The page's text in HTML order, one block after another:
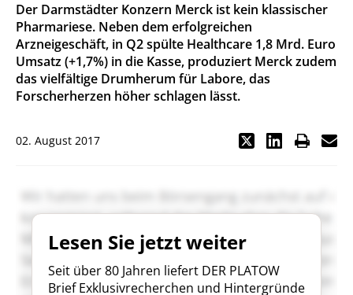
Der Darmstädter Konzern Merck ist kein klassischer
Pharmariese. Neben dem erfolgreichen
Arzneigeschäft, in Q2 spülte Healthcare 1,8 Mrd. Euro
Umsatz (+1,7%) in die Kasse, produziert Merck zudem
das vielfältige Drumherum für Labore, das
Forscherherzen höher schlagen lässt.
02. August 2017
Lesen Sie jetzt weiter
Seit über 80 Jahren liefert DER PLATOW
Brief Exklusivrecherchen und Hintergründe